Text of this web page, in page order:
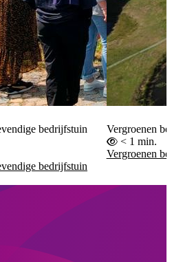
bedrijfstuin
bedrijfstuin
Vergroenen
< 1 min.
Vergroenen